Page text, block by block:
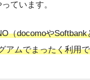
ています。
（docomoや
アムでまったく利用